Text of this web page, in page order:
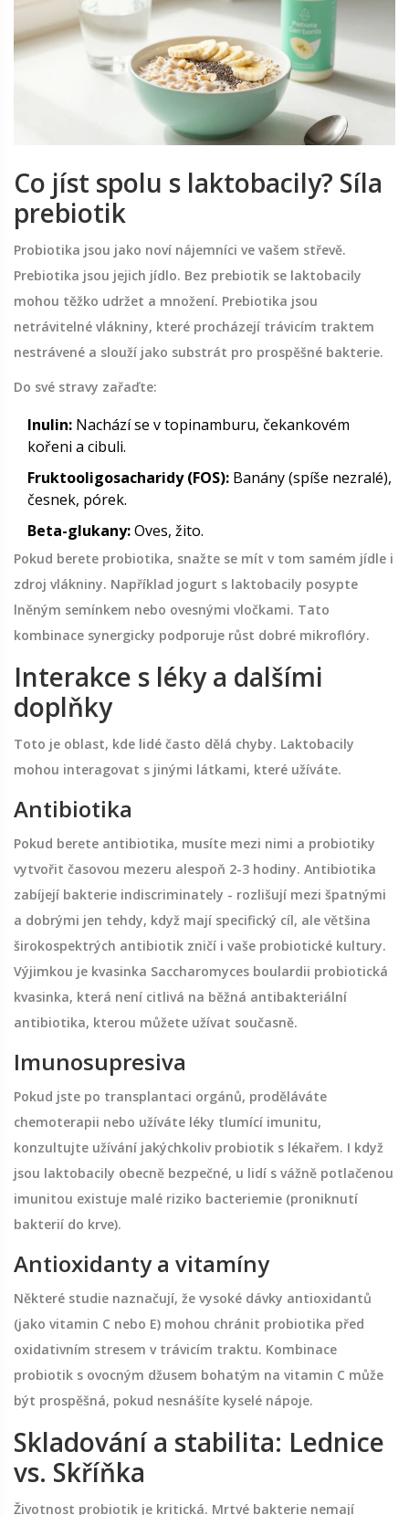
Co jíst spolu s laktobacily? Síla
prebiotik
Probiotika jsou jako noví nájemníci ve vašem střevě.
Prebiotika jsou jejich jídlo. Bez prebiotik se laktobacily
mohou těžko udržet a množení. Prebiotika jsou
netrávitelné vlákniny, které procházejí trávicím traktem
nestrávené a slouží jako substrát pro prospěšné bakterie.
Do své stravy zařaďte:
Inulin: Nachází se v topinamburu, čekankovém
kořeni a cibuli.
Fruktooligosacharidy (FOS): Banány (spíše nezralé),
česnek, pórek.
Beta-glukany:Oves, žito.
Pokud berete probiotika, snažte se mít v tom samém jídle i
zdroj vlákniny. Například jogurt s laktobacily posypte
lněným semínkem nebo ovesnými vločkami. Tato
kombinace synergicky podporuje růst dobré mikroflóry.
Interakce s léky a dalšími
doplňky
Toto je oblast, kde lidé často dělá chyby. Laktobacily
mohou interagovat s jinými látkami, které užíváte.
Antibiotika
Pokud berete antibiotika, musíte mezi nimi a probiotiky
vytvořit časovou mezeru alespoň 2-3 hodiny. Antibiotika
zabíjejí bakterie indiscriminately - rozlišují mezi špatnými
a dobrými jen tehdy, když mají specifický cíl, ale většina
širokospektrých antibiotik zničí i vaše probiotické kultury.
Výjimkou je kvasinka Saccharomyces boulardii probiotická
kvasinka, která není citlivá na běžná antibakteriální
antibiotika, kterou můžete užívat současně.
Imunosupresiva
Pokud jste po transplantaci orgánů, proděláváte
chemoterapii nebo užíváte léky tlumící imunitu,
konzultujte užívání jakýchkoliv probiotik s lékařem. I když
jsou laktobacily obecně bezpečné, u lidí s vážně potlačenou
imunitou existuje malé riziko bacteriemie (proniknutí
bakterií do krve).
Antioxidanty a vitamíny
Některé studie naznačují, že vysoké dávky antioxidantů
(jako vitamin C nebo E) mohou chránit probiotika před
oxidativním stresem v trávicím traktu. Kombinace
probiotik s ovocným džusem bohatým na vitamin C může
být prospěšná, pokud nesnášíte kyselé nápoje.
Skladování a stabilita: Lednice
vs. Skříňka
Životnost probiotik je kritická. Mrtvé bakterie nemají